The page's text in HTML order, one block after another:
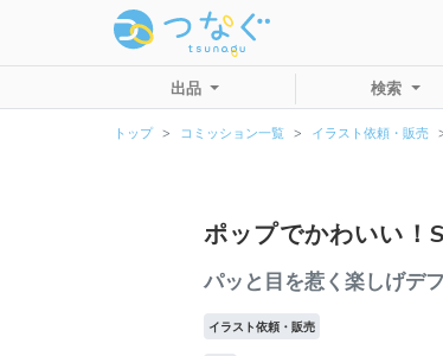
出品 検索
トップ コミッション一覧 イラスト依頼・販売
ポップでかわいい！
パッと目を惹く楽しげデ
イラスト依頼・販売